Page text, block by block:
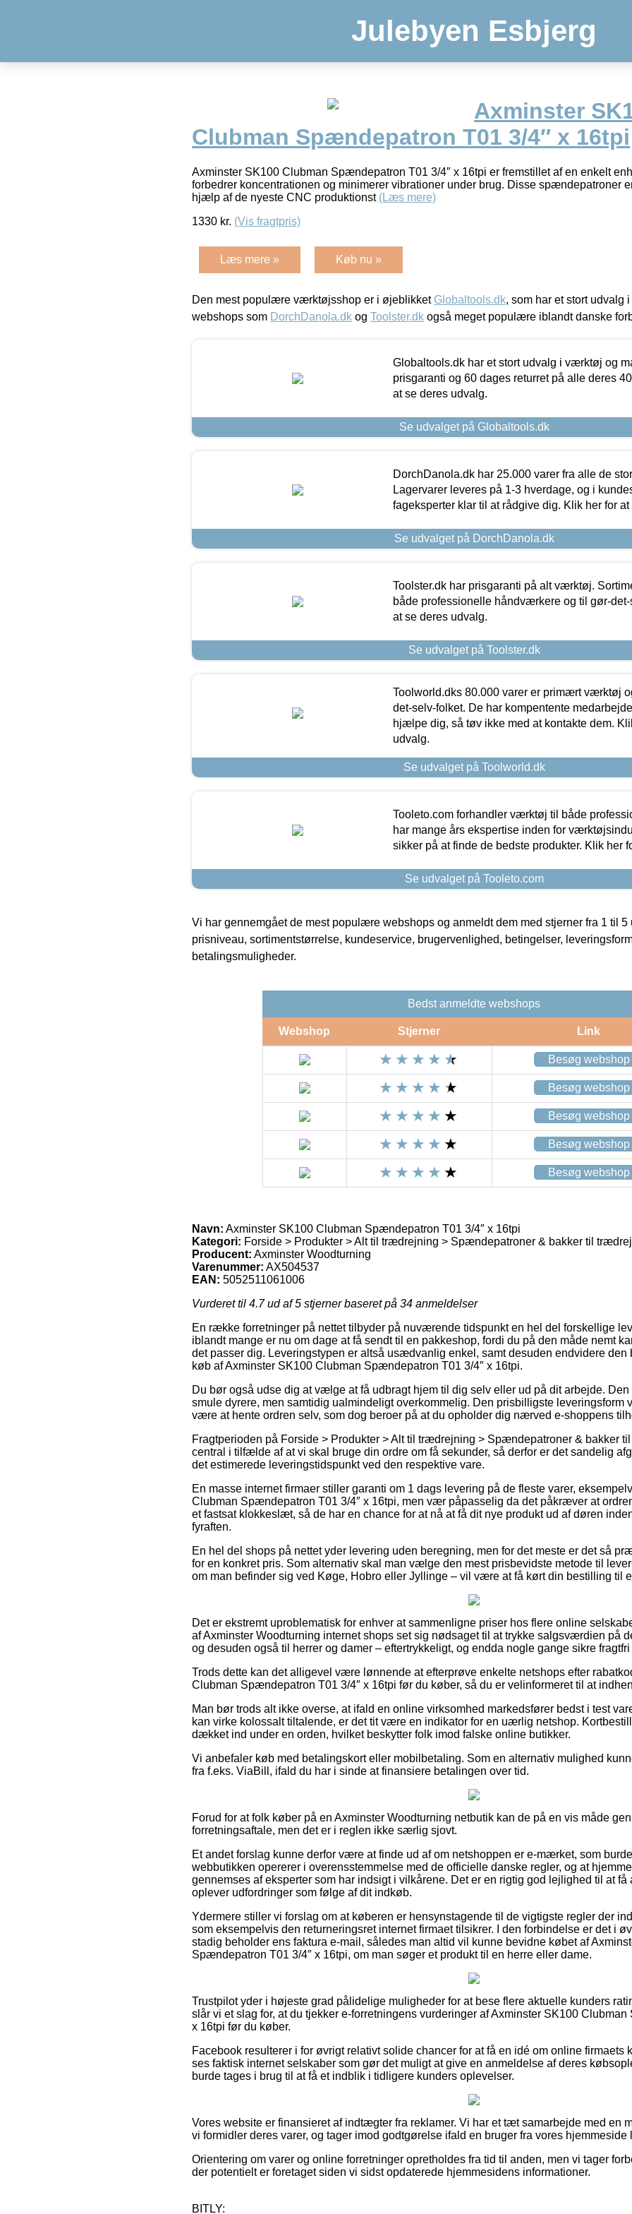
Julebyen Esbjerg
Axminster
Clubman Spændepatron T01 3/4″ x 16tpi
Axminster SK100 Clubman Spændepatron T01 3/4″ x 16tpi er fremstillet af en enkelt
forbedrer koncentrationen og minimerer vibrationer under brug. Disse spændepatroner
hjælp af de nyeste CNC produktionst (Læs mere)
1330 kr. (Vis fragtpris)
Læs mere » Køb nu »
Den mest populære værktøjsshop er i øjeblikket Globaltools.dk, som har et stort udvalg
webshops som DorchDanola.dk og Toolster.dk også meget populære iblandt danske
Globaltools.dk har et stort udvalg i værktøj og
prisgaranti og 60 dages returret på alle deres
at se deres udvalg.
Se udvalget på Globaltools.dk
DorchDanola.dk har 25.000 varer fra alle de
Lagervarer leveres på 1-3 hverdage, og i
fageksperter klar til at rådgive dig. Klik her for
Se udvalget på DorchDanola.dk
Toolster.dk har prisgaranti på alt værktøj.
både professionelle håndværkere og til gør-
at se deres udvalg.
Se udvalget på Toolster.dk
Toolworld.dks 80.000 varer er primært værktøj
det-selv-folket. De har kompentente
hjælpe dig, så tøv ikke med at kontakte dem.
udvalg.
Se udvalget på Toolworld.dk
Tooleto.com forhandler værktøj til både
har mange års ekspertise inden for
sikker på at finde de bedste produkter. Klik her
Se udvalget på Tooleto.com
Vi har gennemgået de mest populære webshops og anmeldt dem med stjerner fra 1 til 5
prisniveau, sortimentstørrelse, kundeservice, brugervenlighed, betingelser,
betalingsmuligheder.
Bedst anmeldte webshops
Webshop Stjerner Link
Besøg webshop
Besøg webshop
Besøg webshop
Besøg webshop
Besøg webshop
Navn: Axminster SK100 Clubman Spændepatron T01 3/4″ x 16tpi
Kategori: Forside > Produkter > Alt til trædrejning > Spændepatroner & bakker til
Producent: Axminster Woodturning
Varenummer: AX504537
EAN: 5052511061006
Vurderet til 4.7ud af 5 stjerner baseret på 34 anmeldelser
En række forretninger på nettet tilbyder på nuværende tidspunkt en hel del forskellige
iblandt mange er nu om dage at få sendt til en pakkeshop, fordi du på den måde nemt
det passer dig. Leveringstypen er altså usædvanlig enkel, samt desuden endvidere den
køb af Axminster SK100 Clubman Spændepatron T01 3/4″ x 16tpi.
Du bør også udse dig at vælge at få udbragt hjem til dig selv eller ud på dit arbejde.
smule dyrere, men samtidig ualmindeligt overkommelig. Den prisbilligste leveringsform
være at hente ordren selv, som dog beroer på at du opholder dig nærved e-shoppens
Fragtperioden på Forside > Produkter > Alt til trædrejning > Spændepatroner & bakker
central i tilfælde af at vi skal bruge din ordre om få sekunder, så derfor er det sandelig
det estimerede leveringstidspunkt ved den respektive vare.
En masse internet firmaer stiller garanti om 1 dags levering på de fleste varer,
Clubman Spændepatron T01 3/4″ x 16tpi, men vær påpasselig da det påkræver at
et fastsat klokkeslæt, så de har en chance for at nå at få dit nye produkt ud af døren
fyraften.
En hel del shops på nettet yder levering uden beregning, men for det meste er det så
for en konkret pris. Som alternativ skal man vælge den mest prisbevidste metode til
om man befinder sig ved Køge, Hobro eller Jyllinge – vil være at få kørt din bestilling til
Det er ekstremt uproblematisk for enhver at sammenligne priser hos flere online
af Axminster Woodturning internet shops set sig nødsaget til at trykke salgsværdien på
og desuden også til herrer og damer – eftertrykkeligt, og endda nogle gange sikre
Trods dette kan det alligevel være lønnende at efterprøve enkelte netshops efter
Clubman Spændepatron T01 3/4″ x 16tpi før du køber, så du er velinformeret til at
Man bør trods alt ikke overse, at ifald en online virksomhed markedsfører bedst i test
kan virke kolossalt tiltalende, er det tit være en indikator for en uærlig netshop.
dækket ind under en orden, hvilket beskytter folk imod falske online butikker.
Vi anbefaler køb med betalingskort eller mobilbetaling. Som en alternativ mulighed
fra f.eks. ViaBill, ifald du har i sinde at finansiere betalingen over tid.
Forud for at folk køber på en Axminster Woodturning netbutik kan de på en vis måde
forretningsaftale, men det er i reglen ikke særlig sjovt.
Et andet forslag kunne derfor være at finde ud af om netshoppen er e-mærket, som
webbutikken opererer i overensstemmelse med de officielle danske regler, og at
gennemses af eksperter som har indsigt i vilkårene. Det er en rigtig god lejlighed til at få
oplever udfordringer som følge af dit indkøb.
Ydermere stiller vi forslag om at køberen er hensynstagende til de vigtigste regler der
som eksempelvis den returneringsret internet firmaet tilsikrer. I den forbindelse er det i
stadig beholder ens faktura e-mail, således man altid vil kunne bevidne købet af
Spændepatron T01 3/4″ x 16tpi, om man søger et produkt til en herre eller dame.
Trustpilot yder i højeste grad pålidelige muligheder for at bese flere aktuelle kunders
slår vi et slag for, at du tjekker e-forretningens vurderinger af Axminster SK100
x 16tpi før du køber.
Facebook resulterer i for øvrigt relativt solide chancer for at få en idé om online firmaets
ses faktisk internet selskaber som gør det muligt at give en anmeldelse af deres
burde tages i brug til at få et indblik i tidligere kunders oplevelser.
Vores website er finansieret af indtægter fra reklamer. Vi har et tæt samarbejde med en
vi formidler deres varer, og tager imod godtgørelse ifald en bruger fra vores hjemmeside
Orientering om varer og online forretninger opretholdes fra tid til anden, men vi tager
der potentielt er foretaget siden vi sidst opdaterede hjemmesidens informationer.
BITLY: